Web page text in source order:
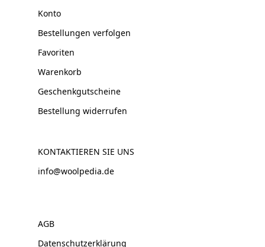
Konto
Bestellungen verfolgen
Favoriten
Warenkorb
Geschenkgutscheine
Bestellung widerrufen
KONTAKTIEREN SIE UNS
info@woolpedia.de
AGB
Datenschutzerklärung